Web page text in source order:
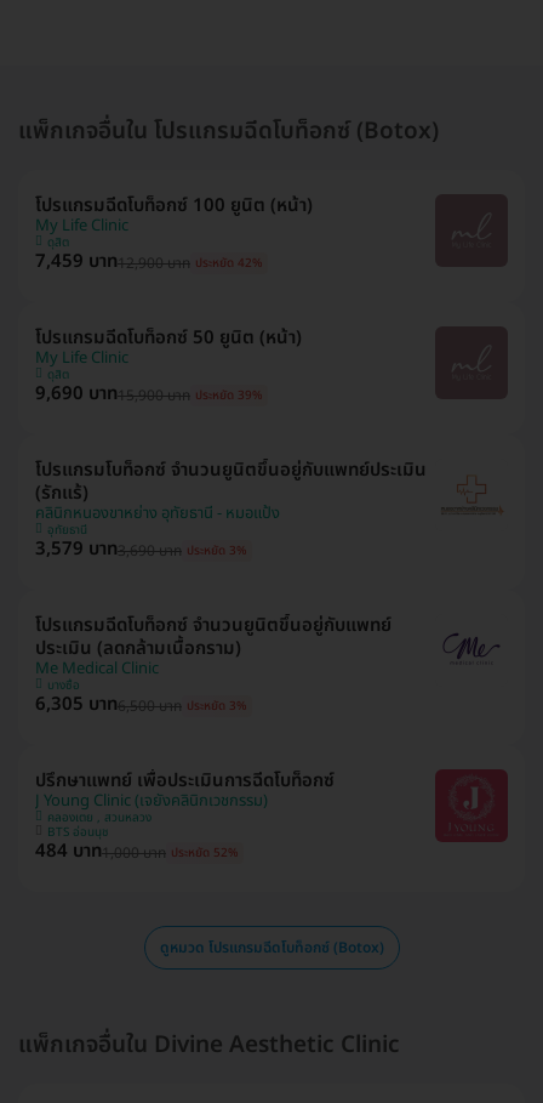
แพ็กเกจอื่นใน โปรแกรมฉีดโบท็อกซ์ (Botox)
โปรแกรมฉีดโบท็อกซ์ 100 ยูนิต (หน้า)
My Life Clinic
ดุสิต
7,459 บาท12,900 บาท ประหยัด 42%
โปรแกรมฉีดโบท็อกซ์ 50 ยูนิต (หน้า)
My Life Clinic
ดุสิต
9,690 บาท15,900 บาท ประหยัด 39%
โปรแกรมโบท็อกซ์ จำนวนยูนิตขึ้นอยู่กับแพทย์ประเมิน
(รักแร้)
คลินิกหนองขาหย่าง อุทัยธานี - หมอแป้ง
อุทัยธานี
3,579 บาท3,690 บาท ประหยัด 3%
โปรแกรมฉีดโบท็อกซ์ จำนวนยูนิตขึ้นอยู่กับแพทย์
ประเมิน (ลดกล้ามเนื้อกราม)
Me Medical Clinic
บางซื่อ
6,305 บาท6,500 บาท ประหยัด 3%
ปรึกษาแพทย์ เพื่อประเมินการฉีดโบท็อกซ์
J Young Clinic (เจยังคลินิกเวชกรรม)
คลองเตย , สวนหลวง
BTS อ่อนนุช
484 บาท1,000 บาท ประหยัด 52%
ดูหมวด โปรแกรมฉีดโบท็อกซ์ (Botox)
แพ็กเกจอื่นใน Divine Aesthetic Clinic